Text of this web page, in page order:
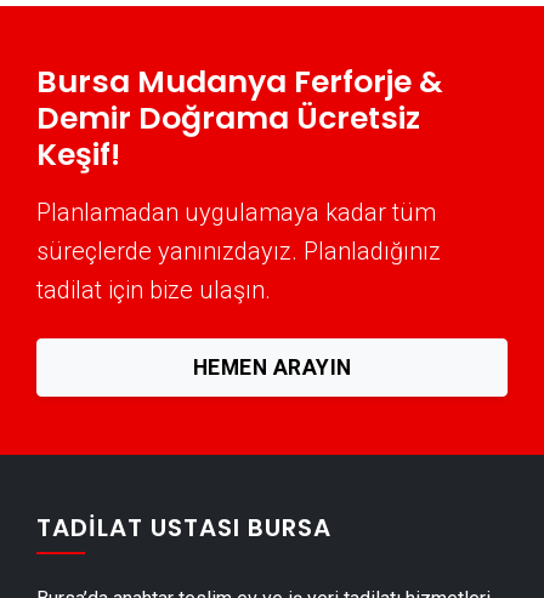
Mudanya Ahşap Ev Yapımı
Mudanya Mantolama Ustası
Mudanya Şömine Yapımı
Mudanya Mermer & Doğal Taş
Mudanya Alçıpan Ustası
Mudanya Şap Ustası
Mudanya Alçı & Sıva Ustası
Mudanya Kepenk & Panjur Montajı
Mudanya Tente Montajı
Mudanya Demir Doğrama Ustası
Mudanya Dış Cephe Kaplama Ustası
Bursa Mudanya Ferforje &
Demir Doğrama Ücretsiz
Keşif!
Planlamadan uygulamaya kadar tüm
süreçlerde yanınızdayız. Planladığınız
tadilat için bize ulaşın.
HEMEN ARAYIN
TADILAT USTASI BURSA